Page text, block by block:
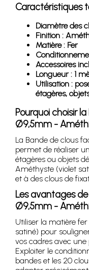
Caractéristiques
Diamètre des
Finition :
Matière : Fer
Accessoires
Longueur : 1
Utilisation :
étagères,
Pourquoi choisir
Ø9,5mm -
La Bande de clous
permet de réaliser
étagères ou objets
Améthyste (violet
et à des clous de
Les avantages
Ø9,5mm -
Utiliser la matière
satiné) pour
vos cadres avec une
Exploiter le
bandes et les 20